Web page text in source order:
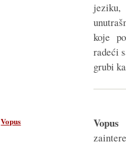
koje
radeći
grubi
Vopus Vopus